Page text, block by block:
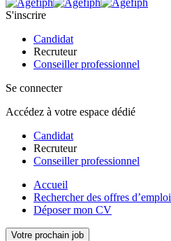
S'inscrire
Candidat
Recruteur
Conseiller professionnel
Se connecter
Accédez à votre espace dédié
Candidat
Recruteur
Conseiller professionnel
Accueil
Rechercher des offres d’emploi
Déposer mon CV
Votre prochain job